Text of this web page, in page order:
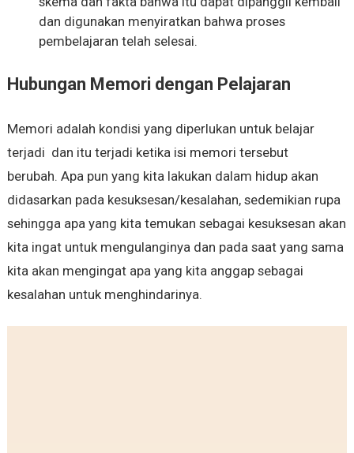
dan digunakan menyiratkan bahwa proses
pembelajaran telah selesai.
Hubungan Memori dengan Pelajaran
Memori adalah kondisi yang diperlukan untuk belajar
terjadi dan itu terjadi ketika isi memori tersebut
berubah. Apa pun yang kita lakukan dalam hidup akan
didasarkan pada kesuksesan/kesalahan, sedemikian rupa
sehingga apa yang kita temukan sebagai kesuksesan akan
kita ingat untuk mengulanginya dan pada saat yang sama
kita akan mengingat apa yang kita anggap sebagai
kesalahan untuk menghindarinya.